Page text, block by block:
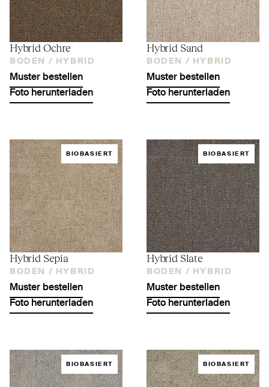
Hybrid Ochre
BODEN / HYBRID
Muster bestellen
Foto herunterladen
Hybrid Sand
BODEN / HYBRID
Muster bestellen
Foto herunterladen
BIOBASIERT
Hybrid Sepia
BODEN / HYBRID
Muster bestellen
Foto herunterladen
BIOBASIERT
Hybrid Slate
BODEN / HYBRID
Muster bestellen
Foto herunterladen
BIOBASIERT BIOBASIERT